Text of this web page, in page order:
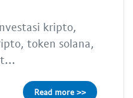
kripto,
token solana,
Read more >>